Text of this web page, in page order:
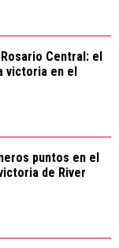
Central: el
victoria en el
puntos en el
de River